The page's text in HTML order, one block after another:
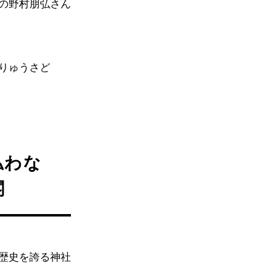
野村朋弘さん
ゅうさど
な
史を誇る神社